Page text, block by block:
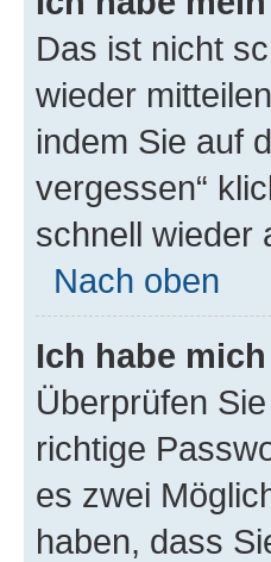
Das ist nicht
wieder
indem Sie auf
vergessen“
schnell wieder
Nach oben
Ich habe
Überprüfen
richtige
es zwei
haben, dass